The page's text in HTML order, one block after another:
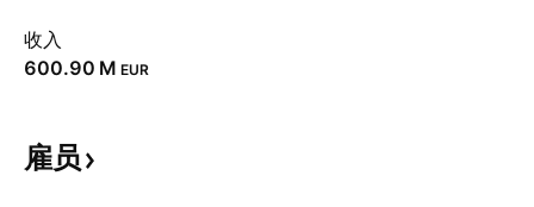
收入
‪600.90 M‬ EUR
雇员